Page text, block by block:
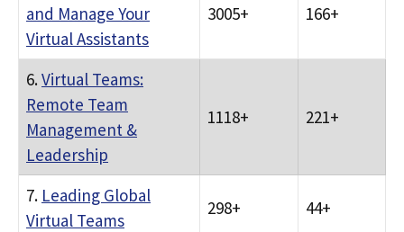
and Manage Your
Virtual Assistants
3005+ 166+
6.Virtual Teams:
Remote Team
Management &
Leadership
1118+ 221+
7. Leading Global
Virtual Teams
298+ 44+